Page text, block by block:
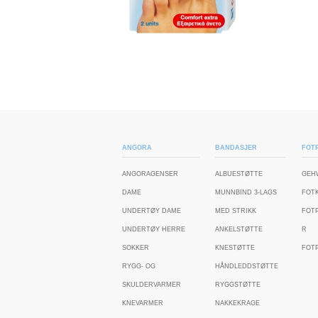
ANGORA
ANGORAGENSER
DAME
UNDERTØY DAME
UNDERTØY HERRE
SOKKER
RYGG- OG
SKULDERVARMER
KNEVARMER
BANDASJER
ALBUESTØTTE
MUNNBIND 3-LAGS
MED STRIKK
ANKELSTØTTE
KNESTØTTE
HÅNDLEDDSTØTTE
RYGGSTØTTE
NAKKEKRAGE
R